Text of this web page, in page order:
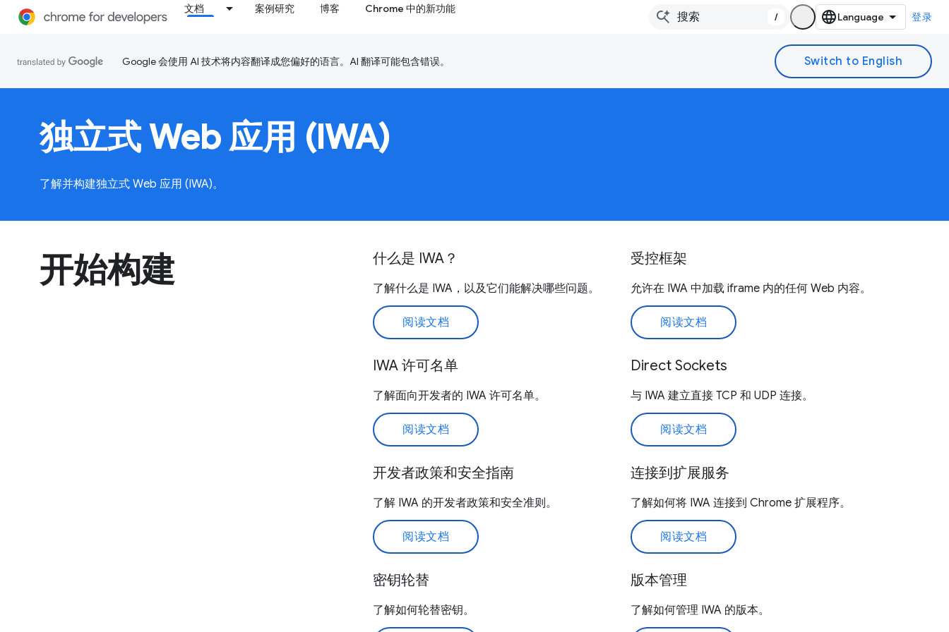
文档 案例研究 博客 Chrome 中的新功能
/ 登录
Google 会使用 AI 技术将内容翻译成您偏好的语言。AI 翻译可能包含错误。
独立式 Web 应用 (IWA)
了解并构建独立式 Web 应用 (IWA)。
开始构建 什么是 IWA？
了解什么是 IWA，以及它们能解决哪些问题。
阅读文档
受控框架
允许在 IWA 中加载 iframe 内的任何 Web 内容。
阅读文档
IWA 许可名单
了解面向开发者的 IWA 许可名单。
阅读文档
Direct Sockets
与 IWA 建立直接 TCP 和 UDP 连接。
阅读文档
开发者政策和安全指南
了解 IWA 的开发者政策和安全准则。
阅读文档
连接到扩展服务
了解如何将 IWA 连接到 Chrome 扩展程序。
阅读文档
密钥轮替
了解如何轮替密钥。
版本管理
了解如何管理 IWA 的版本。